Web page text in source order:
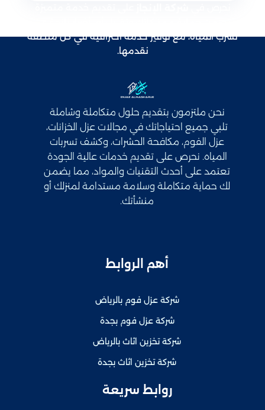
تسرب المياه، مع توفير خدمة احترافية في كل منطقة
نقدمها.
نحن ملتزمون بتقديم حلول متكاملة وشاملة
تلبي جميع احتياجاتك في مجالات عزل الخزانات،
عزل الفوم، مكافحة الحشرات، وكشف تسربات
المياه. نحرص على تقديم خدمات عالية الجودة
تعتمد على أحدث التقنيات والمواد، مما يضمن
لك حماية متكاملة وسلامة مستدامة لمنزلك أو
منشأتك.
أهم الروابط
شركة عزل فوم بالرياض
شركة عزل فوم بجدة
شركة تخزين اثاث بالرياض
شركة تخزين اثاث بجدة
روابط سريعة